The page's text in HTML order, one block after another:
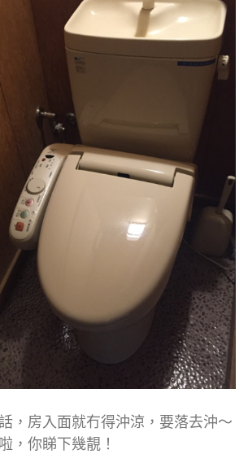
，房入面就冇得沖涼，要落去沖～
，你睇下幾靚！